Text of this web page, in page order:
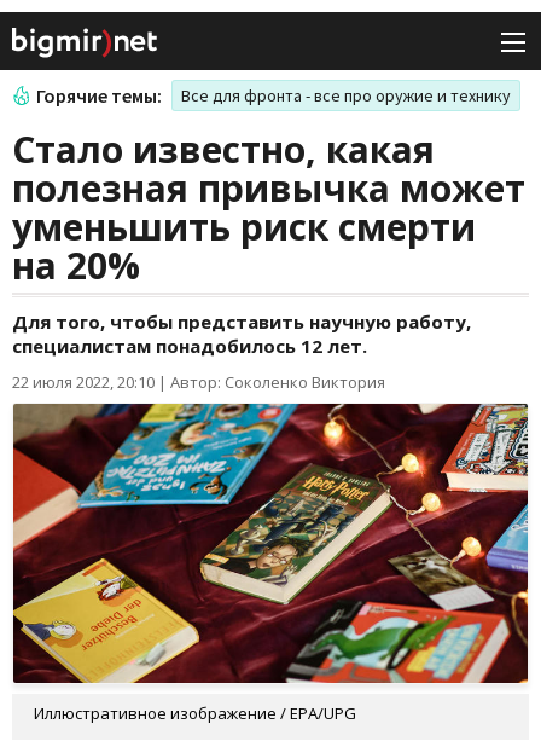
Горячие темы: Все для фронта - все про оружие и технику
Стало известно, какая
полезная привычка может
уменьшить риск смерти
на 20%
Для того, чтобы представить научную работу,
специалистам понадобилось 12 лет.
22 июля 2022, 20:10 | Автор: Соколенко Виктория
Иллюстративное изображение / EPA/UPG